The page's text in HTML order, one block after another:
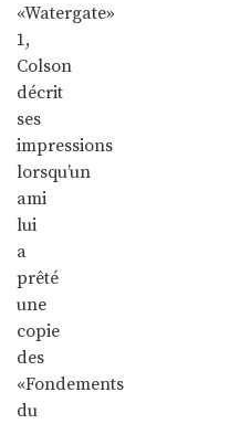
«Watergate»
1,
Colson
décrit
ses
impressions
lorsqu’un
ami
lui
a
prêté
une
copie
des
«Fondements
du